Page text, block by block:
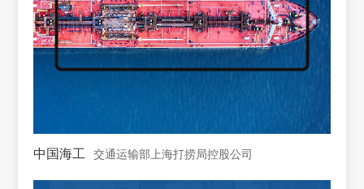
中国海工 交通运输部上海打捞局控股公司